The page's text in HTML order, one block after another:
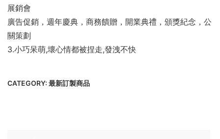
展銷會
廣告促銷，週年慶典，商務饋贈，開業典禮，頒獎紀念，公
關策劃
3.小巧呆萌,壞心情都被捏走,發洩不快
CATEGORY: 最新訂製商品